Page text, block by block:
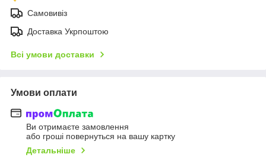
Самовивіз
Доставка Укрпоштою
Всі умови доставки
Умови оплати
Ви отримаєте замовлення
або гроші повернуться на вашу картку
Детальніше